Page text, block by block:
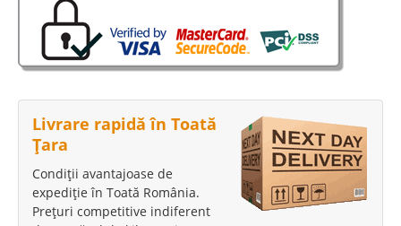
Livrare rapidă în Toată
Țara
Condiții avantajoase de
expediție în Toată România.
Prețuri competitive indiferent